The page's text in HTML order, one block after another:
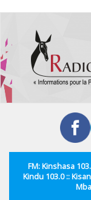
contenu
principal
FM: Kinshasa
Kindu 103.0 ::